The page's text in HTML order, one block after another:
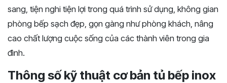
sang, tiện nghi tiện lợi trong quá trình sử dụng, không gian
phòng bếp sạch đẹp, gọn gàng như phòng khách, nâng
cao chất lượng cuộc sống của các thành viên trong gia
đình.
Thông số kỹ thuật cơ bản tủ bếp inox